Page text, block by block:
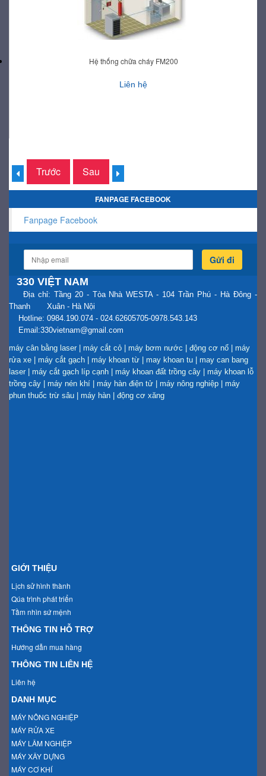
Hệ thống chữa cháy FM200
Liên hệ
Trước Sau
FANPAGE FACEBOOK
Fanpage Facebook
Gửi đi
330 VIỆT NAM
Địa chỉ: Tầng 20 - Tòa Nhà WESTA - 104 Trần Phú - Hà Đông -
Thanh Xuân - Hà Nội
Hotline: 0984.190.074 - 024.62605705-0978.543.143
Email:330vietnam@gmail.com
máy cân bằng laser | máy cắt cỏ | máy bơm nước | động cơ nổ | máy
rửa xe | máy cắt gạch | máy khoan từ | may khoan tu | may can bang
laser | máy cắt gạch líp cạnh | máy khoan đất trồng cây | máy khoan lỗ
trồng cây | máy nén khí | máy hàn điện tử | máy nông nghiệp | máy
phun thuốc trừ sâu | máy hàn | động cơ xăng
GIỚI THIỆU
Lịch sử hình thành
Qúa trình phát triển
Tầm nhìn sứ mệnh
THÔNG TIN HỖ TRỢ
Hướng dẫn mua hàng
THÔNG TIN LIÊN HỆ
Liên hệ
DANH MỤC
MÁY NÔNG NGHIỆP
MÁY RỬA XE
MÁY LÂM NGHIỆP
MÁY XÂY DỰNG
MÁY CƠ KHÍ